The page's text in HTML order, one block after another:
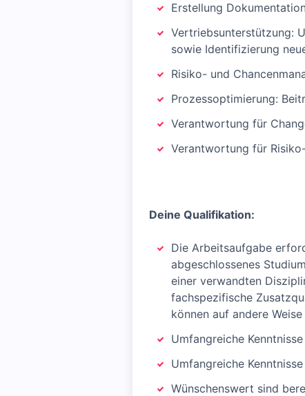
Erstellung
Vertriebsunterstützung:
sowie Identifizierung
Risiko- und
Prozessoptimierung:
Verantwortung für
Verantwortung für
Deine Qualifikation:
Die Arbeitsaufgabe
abgeschlossenes
einer verwandten
fachspezifische
können auf andere
Umfangreiche
Umfangreiche
Wünschenswert sind